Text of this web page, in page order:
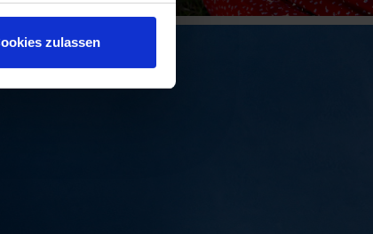
sondern um kleine
Medien anbieten zu
zulassen